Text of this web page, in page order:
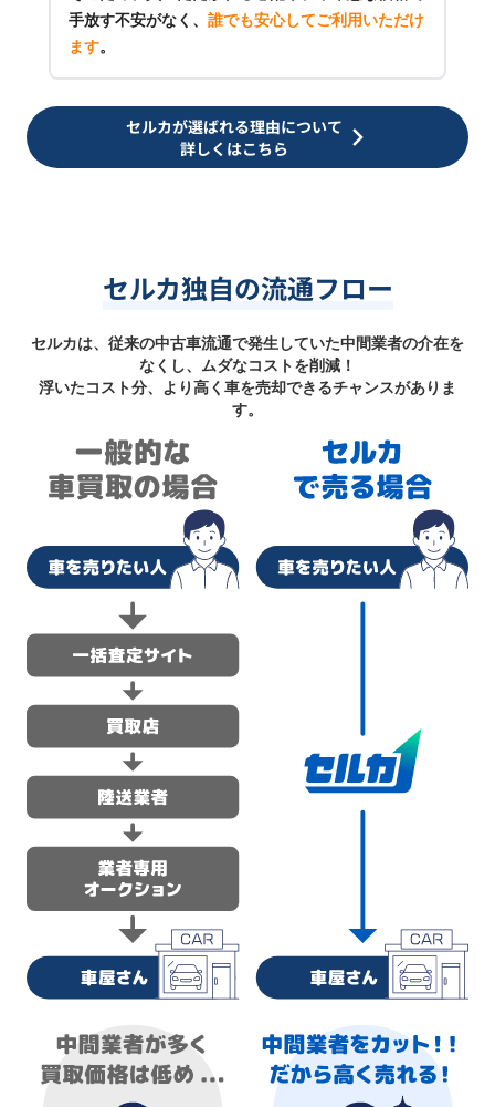
手放す不安がなく、 誰でも安心してご利用いただけ
ます。
セルカが選ばれる理由について
詳しくはこちら
セルカ独自の流通フロー
セルカは、従来の中古車流通で発生していた中間業者の介在を
なくし、ムダなコストを削減！
浮いたコスト分、より高く車を売却できるチャンスがありま
す。